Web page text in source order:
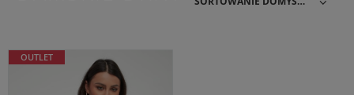
OUTLET